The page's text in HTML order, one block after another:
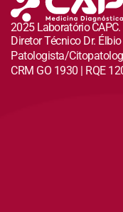
2025 Laboratório
Diretor Técnico Dr.
Patologista/
CRM GO 1930 | RQE